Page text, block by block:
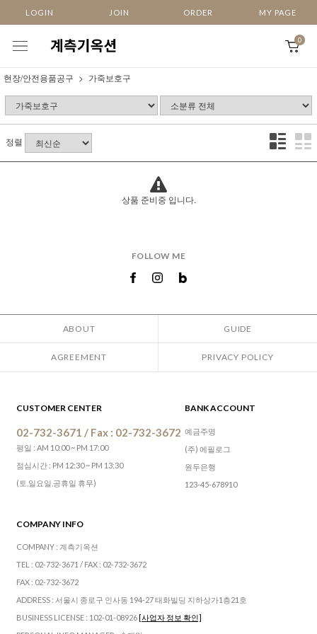
LOGIN JOIN ORDER MY PAGE
0
현장/안전용품공구 가죽보호구
정렬
상품 준비중 입니다.
FOLLOW ME
ABOUT GUIDE
AGREEMENT PRIVACY POLICY
CUSTOMER CENTER
02-732-3671 / Fax : 02-732-3672
평일 : AM 10:00 ~ PM 17:00
점심시간 : PM 12:30 ~ PM 13:30
(토,일요일,공휴일 휴무)
BANK ACCOUNT
예금주명
(주) 에필로그
원두은행
123-45-678910
COMPANY INFO
COMPANY : 계측기옥션
TEL : 02-732-3671 / FAX : 02-732-3672
FAX : 02-732-3672
ADDRESS : 서울시 종로구 인사동 194-27 태화빌딩 지하상가1층21호
BUSINESS LICENSE : 102-01-08926[사업자 정보 확인]